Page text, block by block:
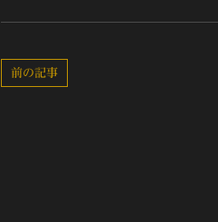
前の記事